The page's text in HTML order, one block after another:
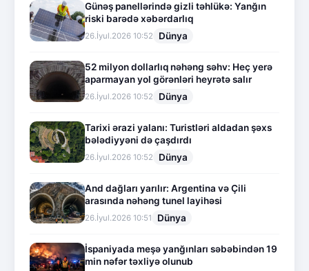
Günəş panellərində gizli təhlükə: Yanğın
riski barədə xəbərdarlıq
26.İyul.2026 10:52 Dünya
52 milyon dollarlıq nəhəng səhv: Heç yerə
aparmayan yol görənləri heyrətə salır
26.İyul.2026 10:52 Dünya
Tarixi ərazi yalanı: Turistləri aldadan şəxs
bələdiyyəni də çaşdırdı
26.İyul.2026 10:52 Dünya
And dağları yarılır: Argentina və Çili
arasında nəhəng tunel layihəsi
26.İyul.2026 10:51 Dünya
İspaniyada meşə yanğınları səbəbindən 19
min nəfər təxliyə olunub